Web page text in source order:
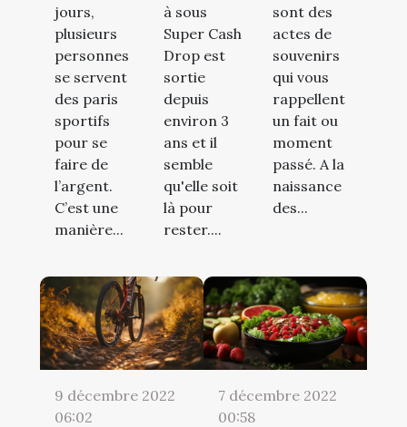
jours,
plusieurs
personnes
se servent
des paris
sportifs
pour se
faire de
l’argent.
C’est une
manière...
à sous
Super Cash
Drop est
sortie
depuis
environ 3
ans et il
semble
qu'elle soit
là pour
rester....
sont des
actes de
souvenirs
qui vous
rappellent
un fait ou
moment
passé. A la
naissance
des...
9 décembre 2022
06:02
7 décembre 2022
00:58